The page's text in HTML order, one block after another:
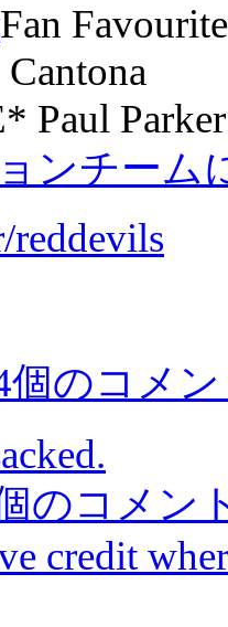
Fan
Paul Parker
ンチーム
reddevils
個のコメ
のコメン
credit